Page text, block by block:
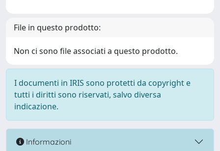
File in questo prodotto:
Non ci sono file associati a questo prodotto.
I documenti in IRIS sono protetti da copyright e
tutti i diritti sono riservati, salvo diversa
indicazione.
Informazioni